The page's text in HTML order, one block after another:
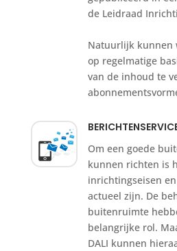
de Leidraad
Natuurlijk kunnen
op regelmatige
van de inhoud te
Om een goede
kunnen richten is
inrichtingseisen
actueel zijn. De
buitenruimte
belangrijke rol.
DALI kunnen